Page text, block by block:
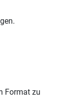
Format zu